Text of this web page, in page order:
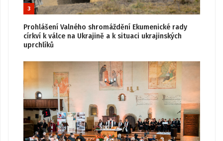
3
Prohlášení Valného shromáždění Ekumenické rady
církví k válce na Ukrajině a k situaci ukrajinských
uprchlíků